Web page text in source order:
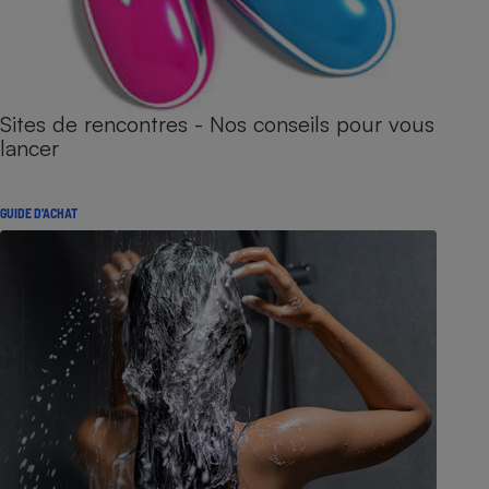
Sites de rencontres - Nos conseils pour vous
lancer
GUIDE D'ACHAT